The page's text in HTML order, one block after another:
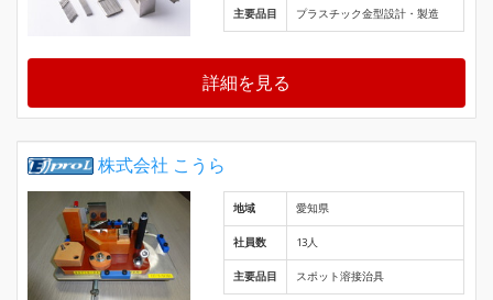
主要品目 プラスチック金型設計・製造
詳細を見る
株式会社 こうら
地域 愛知県
社員数 13人
主要品目 スポット溶接治具